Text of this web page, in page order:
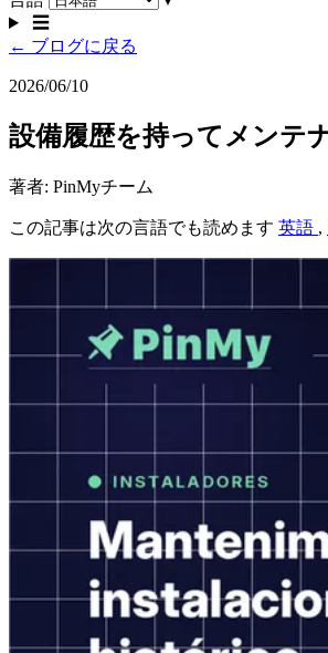
☰
← ブログに戻る
2026/06/10
設備履歴を持ってメンテ
著者: PinMyチーム
この記事は次の言語でも読めます 英語 ,